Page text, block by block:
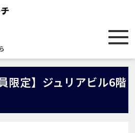
限定】ジュリアビル6階